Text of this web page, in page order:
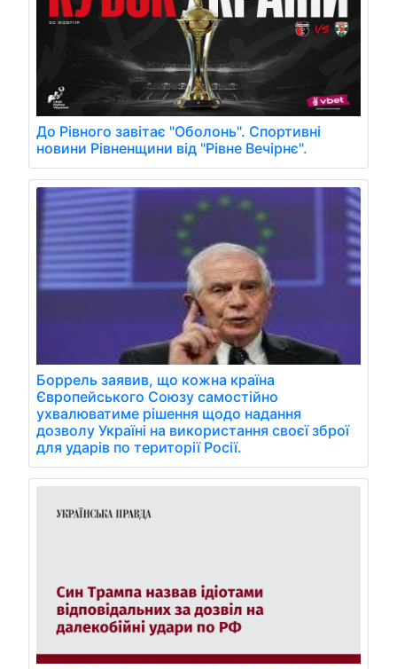
До Рівного завітає "Оболонь". Спортивні
новини Рівненщини від "Рівне Вечірнє".
Боррель заявив, що кожна країна
Європейського Союзу самостійно
ухвалюватиме рішення щодо надання
дозволу Україні на використання своєї зброї
для ударів по території Росії.